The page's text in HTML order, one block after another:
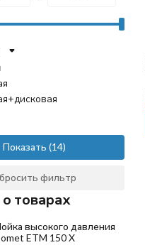
Показать
фильтр
товарах
высокого давления
ETM 150 X